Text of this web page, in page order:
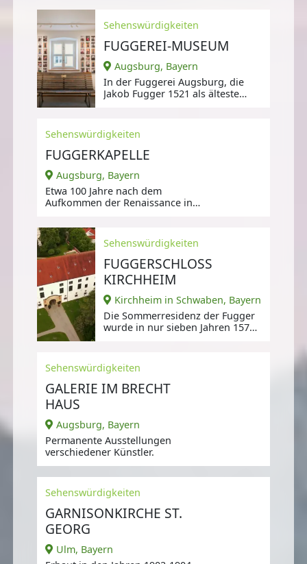
Sehenswürdigkeiten
FUGGEREI-MUSEUM
Augsburg, Bayern
In der Fuggerei Augsburg, die
Jakob Fugger 1521 als älteste
Sehenswürdigkeiten
FUGGERKAPELLE
Augsburg, Bayern
Etwa 100 Jahre nach dem
Aufkommen der Renaissance in
1509 bis 1512 der
Sehenswürdigkeiten
FUGGERSCHLOSS
KIRCHHEIM
Kirchheim in Schwaben, Bayern
Die Sommerresidenz der Fugger
wurde in nur sieben Jahren 1578-
Sehenswürdigkeiten
GALERIE IM BRECHT
HAUS
Augsburg, Bayern
Permanente Ausstellungen
verschiedener Künstler.
Sehenswürdigkeiten
GARNISONKIRCHE ST.
GEORG
Ulm, Bayern